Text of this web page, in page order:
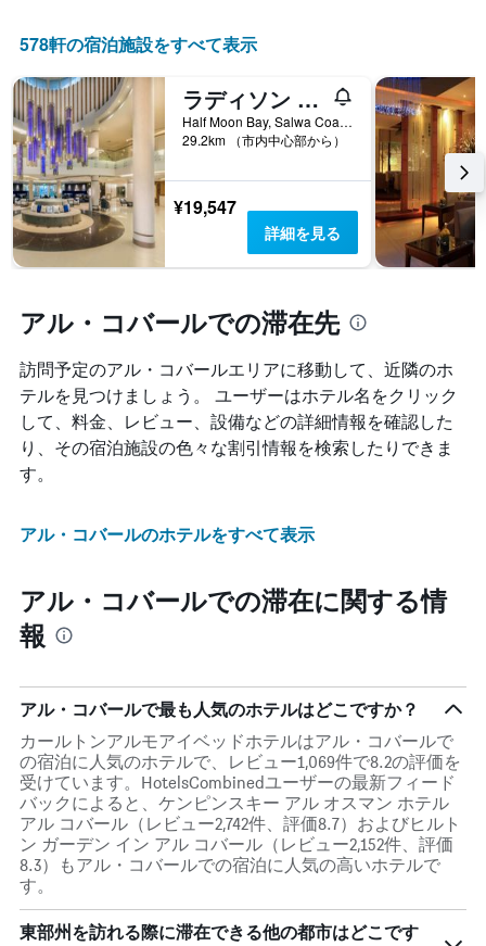
578​軒の宿泊施設をすべて表示
ラディソン ブル リゾート アル コバール ハーフ ムーン ベイ
Half Moon Bay, Salwa Coastal Road, アル・コバール, サウジアラビア
29.2km （市内中心部から）
¥19,547
詳細を見る
アル・コバールでの滞在先
訪問予定のアル・コバールエリアに移動して、近隣のホ
テルを見つけましょう。 ユーザーはホテル名をクリック
して、料金、レビュー、設備などの詳細情報を確認した
り、その宿泊施設の色々な割引情報を検索したりできま
す。
アル・コバールのホテルをすべて表示
アル・コバールでの滞在に関する情
報
アル・コバールで最も人気のホテルはどこですか？
カールトンアルモアイベッドホテルはアル・コバールで
の宿泊に人気のホテルで、レビュー1,069件で8.2の評価を
受けています。HotelsCombinedユーザーの最新フィード
バックによると、ケンピンスキー アル オスマン ホテル
アル コバール（レビュー2,742件、評価8.7）およびヒルト
ン ガーデン イン アル コバール（レビュー2,152件、評価
8.3）もアル・コバールでの宿泊に人気の高いホテルで
す。
東部州を訪れる際に滞在できる他の都市はどこです